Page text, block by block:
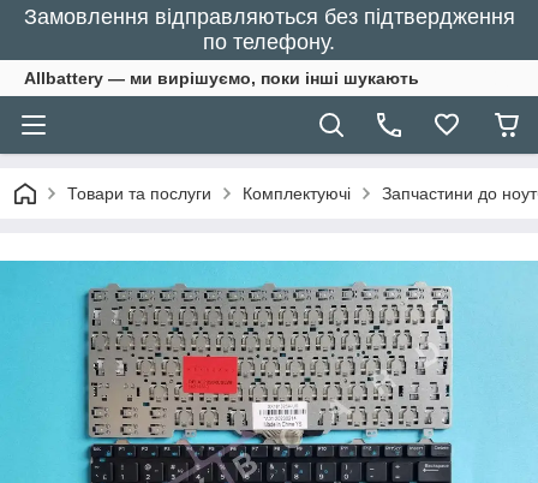
Замовлення відправляються без підтвердження
по телефону.
Allbattery — ми вирішуємо, поки інші шукають
Товари та послуги Комплектуючі Запчастини до